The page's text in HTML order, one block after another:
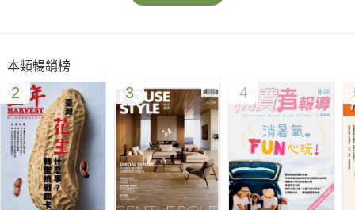
未來的每一天，我們將帶著這些祝福，一步一步往前走，為所有
媽媽寶寶繼續努力奮鬥下去。
最後，提醒大家，4月13日即將登場的「健康寶寶樂活運動
會」，獎品非常豐富，目前正熱烈報名中，趕快上網填寫報名資
料，帶寶寶一起來玩，我們在京華城等你們喔！
本類暢銷榜
2 3 4